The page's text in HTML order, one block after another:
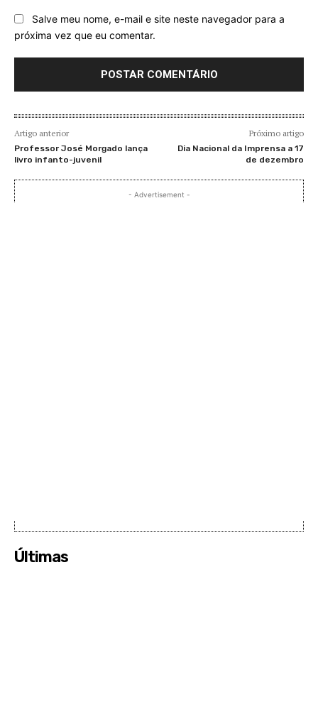
Salve meu nome, e-mail e site neste navegador para a
próxima vez que eu comentar.
Artigo anterior
Professor José Morgado lança
livro infanto-juvenil
Próximo artigo
Dia Nacional da Imprensa a 17
de dezembro
- Advertisement -
Últimas